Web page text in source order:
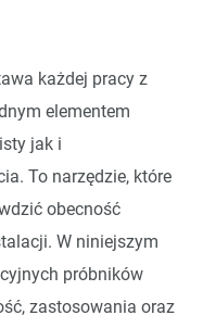
każdej pracy z
elementem
jak i
To narzędzie, które
obecność
W niniejszym
próbników
zastosowania oraz